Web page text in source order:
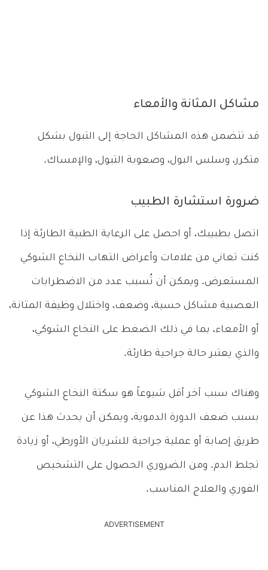
مشاكل المثانة والأمعاء
قد تتضمن هذه المشاكل الحاجة إلى التبول بشكل
متكرر، وسلس البول، وصعوبة التبول، والإمساك.
ضرورة استشارة الطبيب
اتصل بطبيبك، أو احصل على الرعاية الطبية الطارئة إذا
كنت تعاني من علامات وأعراض التهاب النخاع الشوكي
المستعرض. ويمكن أن تُسبب عدد من الاضطرابات
العصبية مشاكل حسية، وضعف، واختلال وظيفة المثانة،
أو الأمعاء، بما في ذلك الضغط على النخاع الشوكي،
والذي يعتبر حالة جراحية طارئة.
وهناك سبب آخر أقل شيوعاً هو سكتة النخاع الشوكي
بسبب ضعف الدورة الدموية، ويمكن أن يحدث هذا عن
طريق إصابة أو عملية جراحية للشريان الأورطي، أو زيادة
تجلط الدم. ومن الضروري الحصول على التشخيص
الفوري والعلاج المناسب.
ADVERTISEMENT